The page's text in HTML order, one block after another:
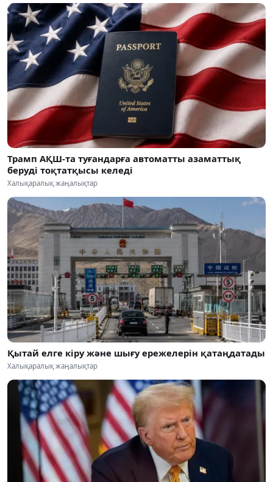
Трамп АҚШ-та туғандарға автоматты азаматтық
беруді тоқтатқысы келеді
Халықаралық жаңалықтар
Қытай елге кіру және шығу ережелерін қатаңдатады
Халықаралық жаңалықтар